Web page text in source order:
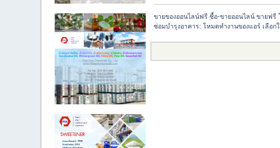
ขายของออนไลน์ฟรี ซื้อ-ขายออนไลน์ ขายฟรี
ซ่อมบำรุงอาคาร: โหมดทำงานของแอร์ เลือก